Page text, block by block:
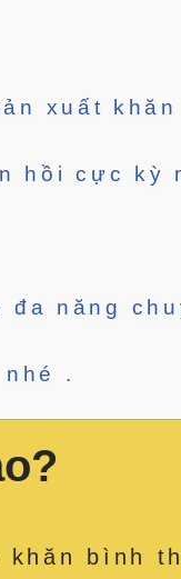
xuất
hồi cực kỳ
năng
.
bình